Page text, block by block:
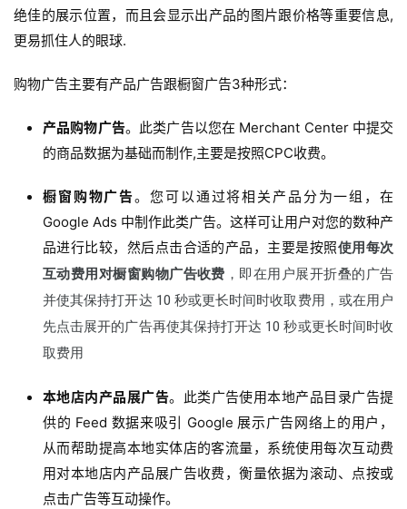
绝佳的展示位置，而且会显示出产品的图片跟价格等重要信息,
更易抓住人的眼球.
购物广告主要有产品广告跟橱窗广告3种形式：
产品购物广告。 此类广告以您在 Merchant Center 中提交
的商品数据为基础而制作,主要是按照CPC收费。
橱窗购物广告。您可以通过将相关产品分为一组，在
Google Ads 中制作此类广告。 这样可让用户对您的数种产
品进行比较，然后点击合适的产品，主要是按照使用每次
互动费用对橱窗购物广告收费 ，即在用户展开折叠的广告
并使其保持打开达 10 秒或更长时间时收取费用，或在用户
先点击展开的广告再使其保持打开达 10 秒或更长时间时收
取费用
本地店内产品展广告。 此类广告使用本地产品目录广告提
供的 Feed 数据来吸引 Google 展示广告网络上的用户，
从而帮助提高本地实体店的客流量，系统使用每次互动费
用对本地店内产品展广告收费，衡量依据为滚动、点按或
点击广告等互动操作。